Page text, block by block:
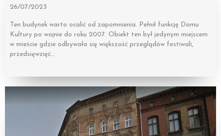
26/07/2023
Ten budynek warto ocalić od zapomnienia. Pełnił funkcję Domu
Kultury po wojnie do roku 2007. Obiekt ten był jedynym miejscem
w mieście gdzie odbywała się większość przeglądów festiwali,
przedsięwzięć…